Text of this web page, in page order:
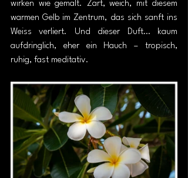
wirken wie gemalt. Zart, weich, mit diesem
warmen Gelb im Zentrum, das sich sanft ins
Weiss verliert. Und dieser Duft… kaum
aufdringlich, eher ein Hauch – tropisch,
ruhig, fast meditativ.